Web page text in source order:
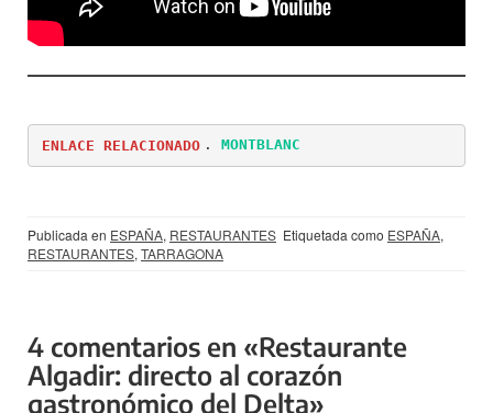
ENLACE RELACIONADO . MONTBLANC
Publicada en ESPAÑA, RESTAURANTES Etiquetada como ESPAÑA,
RESTAURANTES, TARRAGONA
4 comentarios en «Restaurante
Algadir: directo al corazón
gastronómico del Delta»